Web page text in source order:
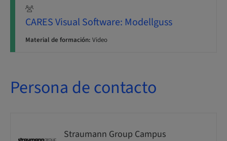
CARES Visual Software: Modellguss
Material de formación: Video
Persona de contacto
Straumann Group Campus